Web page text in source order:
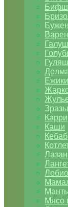
Гуляш
Ежики
Зразы
Карри
Каши
Кебаб
Лобио
Мясо